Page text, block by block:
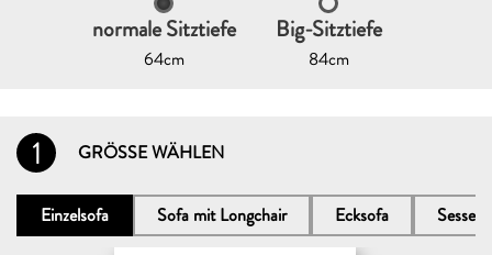
normale Sitztiefe
64cm
Big-Sitztiefe
84cm
1 GRÖSSE WÄHLEN
Einzelsofa Sofa mit Longchair Ecksofa Sessel